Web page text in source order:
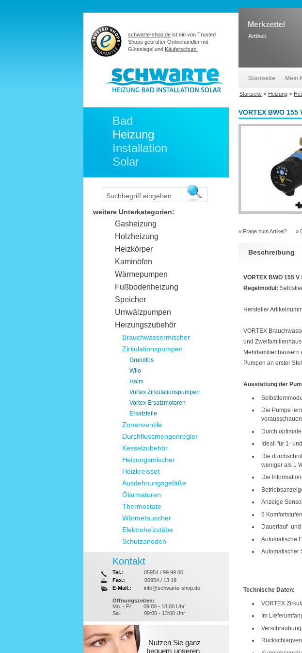
VORTEX BWO
» Frage zum Artikel? »
Beschreibung
VORTEX BWO 155
Regelmodul:
Hersteller
VORTEX
und
Pumpen an erster
Ausstattung der
Die Pumpe
Durch
Ideall für 1-
Die
weniger als 1
Die
Anzeige
5
Dauerlauf-
Automatische
Automatischer
Technische Daten:
VORTEX
Im
Bad
Heizung
Installation
Solar
weitere Unterkategorien:
Gasheizung
Holzheizung
Heizkörper
Kaminöfen
Wärmepumpen
Fußbodenheizung
Speicher
Umwälzpumpen
Heizungszubehör
Brauchwassermischer
Zirkulationspumpen
Grundfos
Wilo
Halm
Vortex Zirkulationspumpen
Vortex Ersatzmotoren
Ersatzteile
Zonenventile
Durchflussmengenregler
Kesselzubehör
Heizungsmischer
Heizkreisset
Ausdehnungsgefäße
Ölarmaturen
Thermostate
Wärmetauscher
Elektroheizstäbe
Schutzanoden
Kontakt
Tel.:
05954 / 99 99 00
Fax.:
05954 / 13 19
E-Mail.:
info@schwarte-shop.de
Öffnungszeiten:
Mo. - Fr.:
09:00 - 18:00 Uhr
Sa.:
09:00 - 13:00 Uhr
Nutzen Sie ganz
bequem unseren
schwarte-shop.de ist ein von Trusted
Shops geprüfter Onlinehändler mit
Gütesiegel und Käuferschutz.
Merkzettel
Artikel:
Startseite Mein
Startseite > Heizung >